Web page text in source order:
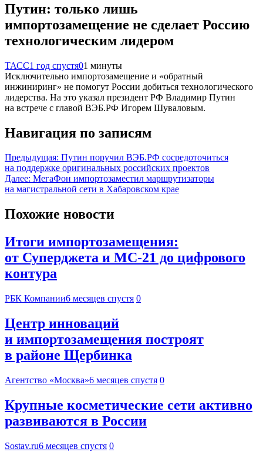
Путин: только лишь
импортозамещение не сделает Россию
технологическим лидером
ТАСС1 год спустя01 минуты
Исключительно импортозамещение и «обратный
инжиниринг» не помогут России добиться технологического
лидерства. На это указал президент РФ Владимир Путин
на встрече с главой ВЭБ.РФ Игорем Шуваловым.
Навигация по записям
Предыдущая: Путин поручил ВЭБ.РФ сосредоточиться
на поддержке оригинальных российских проектов
Далее: МегаФон импортозаместил маршрутизаторы
на магистральной сети в Хабаровском крае
Похожие новости
Итоги импортозамещения:
от Суперджета и МС-21 до цифрового
контура
РБК Компании6 месяцев спустя 0
Центр инноваций
и импортозамещения построят
в районе Щербинка
Агентство «Москва»6 месяцев спустя 0
Крупные косметические сети активно
развиваются в России
Sostav.ru6 месяцев спустя 0